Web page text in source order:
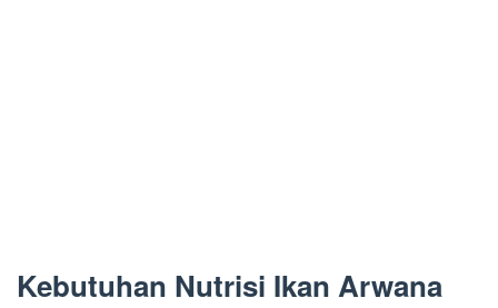
Kebutuhan Nutrisi Ikan Arwana